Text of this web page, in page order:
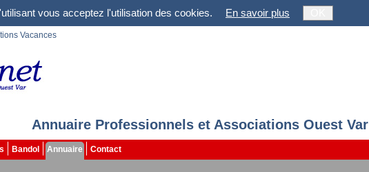
vous acceptez l'utilisation des cookies. En savoir plus
Vacances
Annuaire Professionnels et Associations Ouest Var
Bandol Annuaire
Contact